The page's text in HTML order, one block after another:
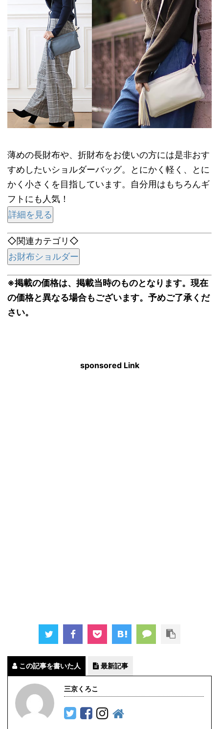
薄めの長財布や、折財布をお使いの方には是非おす
すめしたいショルダーバッグ。とにかく軽く、とに
かく小さくを目指しています。自分用はもちろんギ
フトにも人気！
詳細を見る
◇関連カテゴリ◇
お財布ショルダー
※掲載の価格は、掲載当時のものとなります。現在
の価格と異なる場合もございます。予めご了承くだ
さい。
sponsored Link
この記事を書いた人 最新記事
三京くろこ